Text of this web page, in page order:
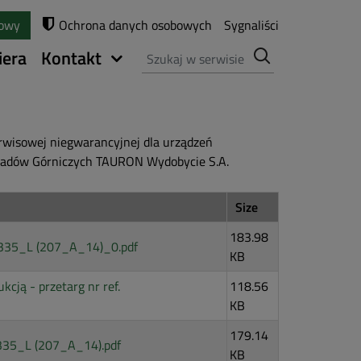
Ochrona danych osobowych Sygnaliści
Kontakt Szukaj
niegwarancyjnej dla urządzeń
Górniczych TAURON Wydobycie S.A.
Size
(207_A_14)_0.pdf
183.98
KB
- przetarg nr ref.
118.56
KB
(207_A_14).pdf
179.14
KB